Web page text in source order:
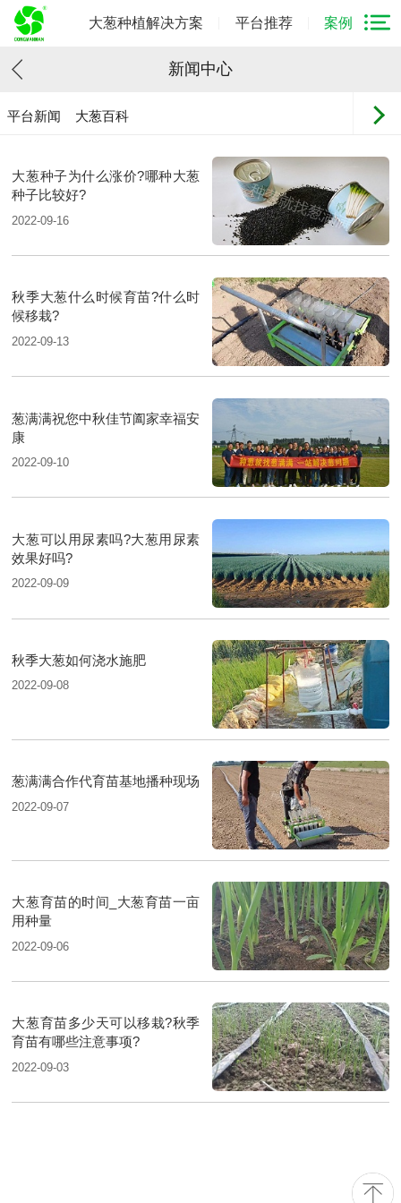
大葱种植解决方案 平台推荐 案例
新闻中心
平台新闻 大葱百科
大葱种子为什么涨价?哪种大葱
种子比较好?
2022-09-16
秋季大葱什么时候育苗?什么时
候移栽?
2022-09-13
葱满满祝您中秋佳节阖家幸福安
康
2022-09-10
大葱可以用尿素吗?大葱用尿素
效果好吗?
2022-09-09
秋季大葱如何浇水施肥
2022-09-08
葱满满合作代育苗基地播种现场
2022-09-07
大葱育苗的时间_大葱育苗一亩
用种量
2022-09-06
大葱育苗多少天可以移栽?秋季
育苗有哪些注意事项?
2022-09-03